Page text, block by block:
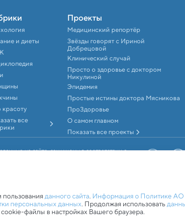
и диеты
все
Проекты
Медицинский репортёр
Звёзды говорят с Ириной
Добрецовой
Клинический случай
Просто о здоровье с доктором
Никулиной
Эпидемия
Простые истины доктора Мясникова
ПроЗдоровье
О самом главном
Показать все проекты
на сайте, защищены в соответствии с
данного сайта. Информация о Политике АО
персональных данных. Продолжая использовать
файлы в настройках Вашего браузера.